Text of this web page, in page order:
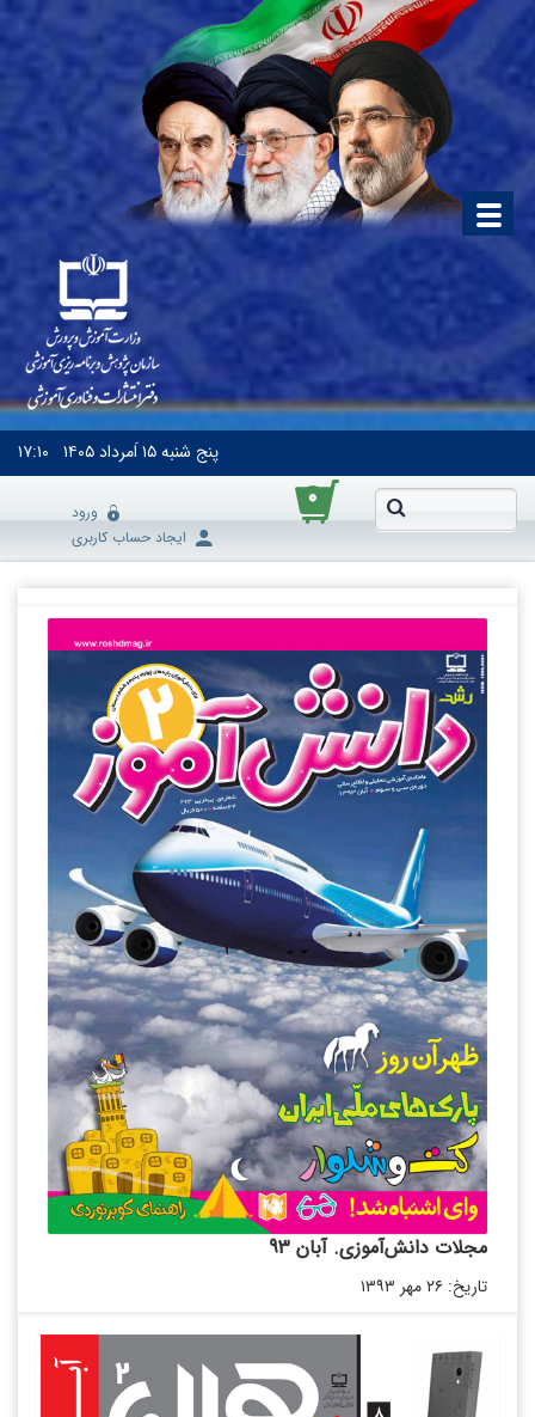
پنج شنبه۱۵ اَمرداد ۱۴۰۵ ۱۷:۱۰
۰
ورود
ایجاد حساب کاربری
مجلات دانش‌آموزی. آبان 93
تاریخ: ۲۶ مهر ۱۳۹۳